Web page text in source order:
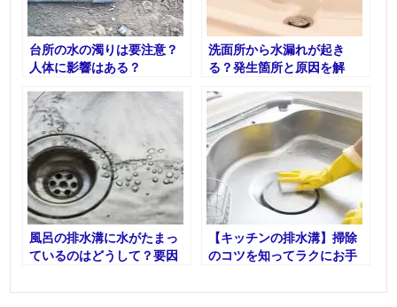
台所の水の濁りは要注意？
人体に影響はある？
洗面所から水漏れが起き
る？発生箇所と原因を解
風呂の排水溝に水がたまっ
ているのはどうして？要因
【キッチンの排水溝】掃除
のコツを知ってラクにお手